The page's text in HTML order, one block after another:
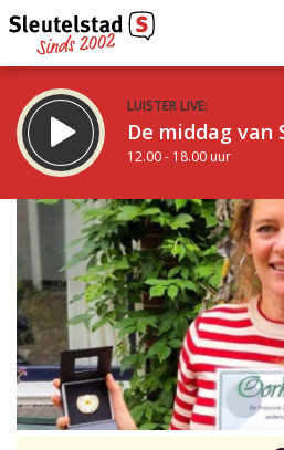
LUISTER LIVE:
De middag van
12.00 - 18.00 uur
STRAKS:
De vrijdagavond met
18.00 - 19.00 uur
Vorig uur
uur 1 van 0
Inklappen